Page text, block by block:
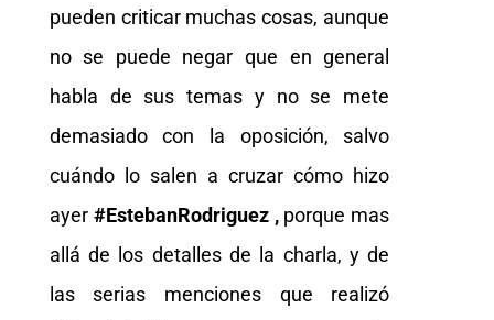
pueden criticar muchas cosas, aunque
no se puede negar que en general
habla de sus temas y no se mete
demasiado con la oposición, salvo
cuándo lo salen a cruzar cómo hizo
ayer #EstebanRodriguez , porque mas
allá de los detalles de la charla, y de
las serias menciones que realizó